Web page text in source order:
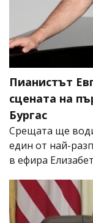
Пианистът
сцената на
Бургас
Срещата ще
един от най-
в ефира